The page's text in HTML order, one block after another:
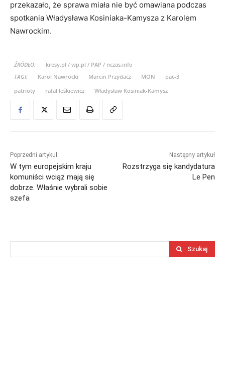
przekazało, że sprawa miała nie być omawiana podczas
spotkania Władysława Kosiniaka-Kamysza z Karolem
Nawrockim.
ŹRÓDŁO:
kresy.pl / wp.pl / PAP / nczas.info
TAGI:
Karol Nawrocki Marcin Przydacz MON
pac-3
patrioty
rafał leśkiewicz Władysław Kosiniak-Kamysz
Poprzedni artykuł
W tym europejskim kraju
komuniści wciąż mają się
dobrze. Właśnie wybrali sobie
szefa
Następny artykuł
Rozstrzyga się kandydatura
Le Pen
Szukaj